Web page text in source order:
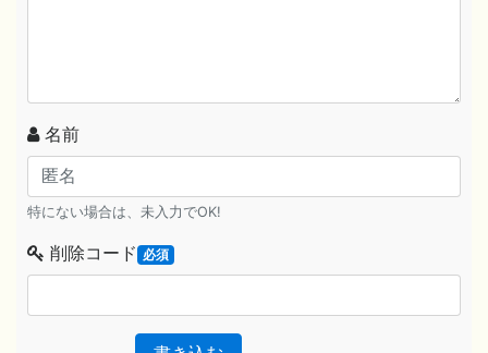
名前
特にない場合は、未入力でOK!
削除コード 必須